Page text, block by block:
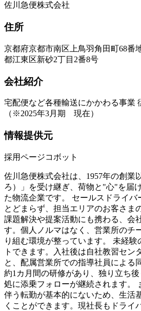
佐川急便株式会社
住所
京都府京都市南区上鳥羽角田町68番
都江東区新砂2丁目2番8号
会社紹介
宅配便など各種輸送にかかわる事業
（※2025年3月期 現在）
情報提供元
採用ページコボット
佐川急便株式会社は、1957年の創業
ろ）」を受け継ぎ、荷物と"心"を届
た物流企業です。 セールスドライ
とどまらず、担当エリアのお客さま
課題解決や提案活動にも携わる、会
す。個人ノルマはなく、営業所のチ
り組む環境が整っています。 未経
トできます。入社後は自社教習セン
と、配属営業所での指導社員による
約1カ月間の研修があり、独り立ち後
処に添乗フォローが継続されます。
伴う転勤が基本的にないため、生活
くことができます。現社長もドライ